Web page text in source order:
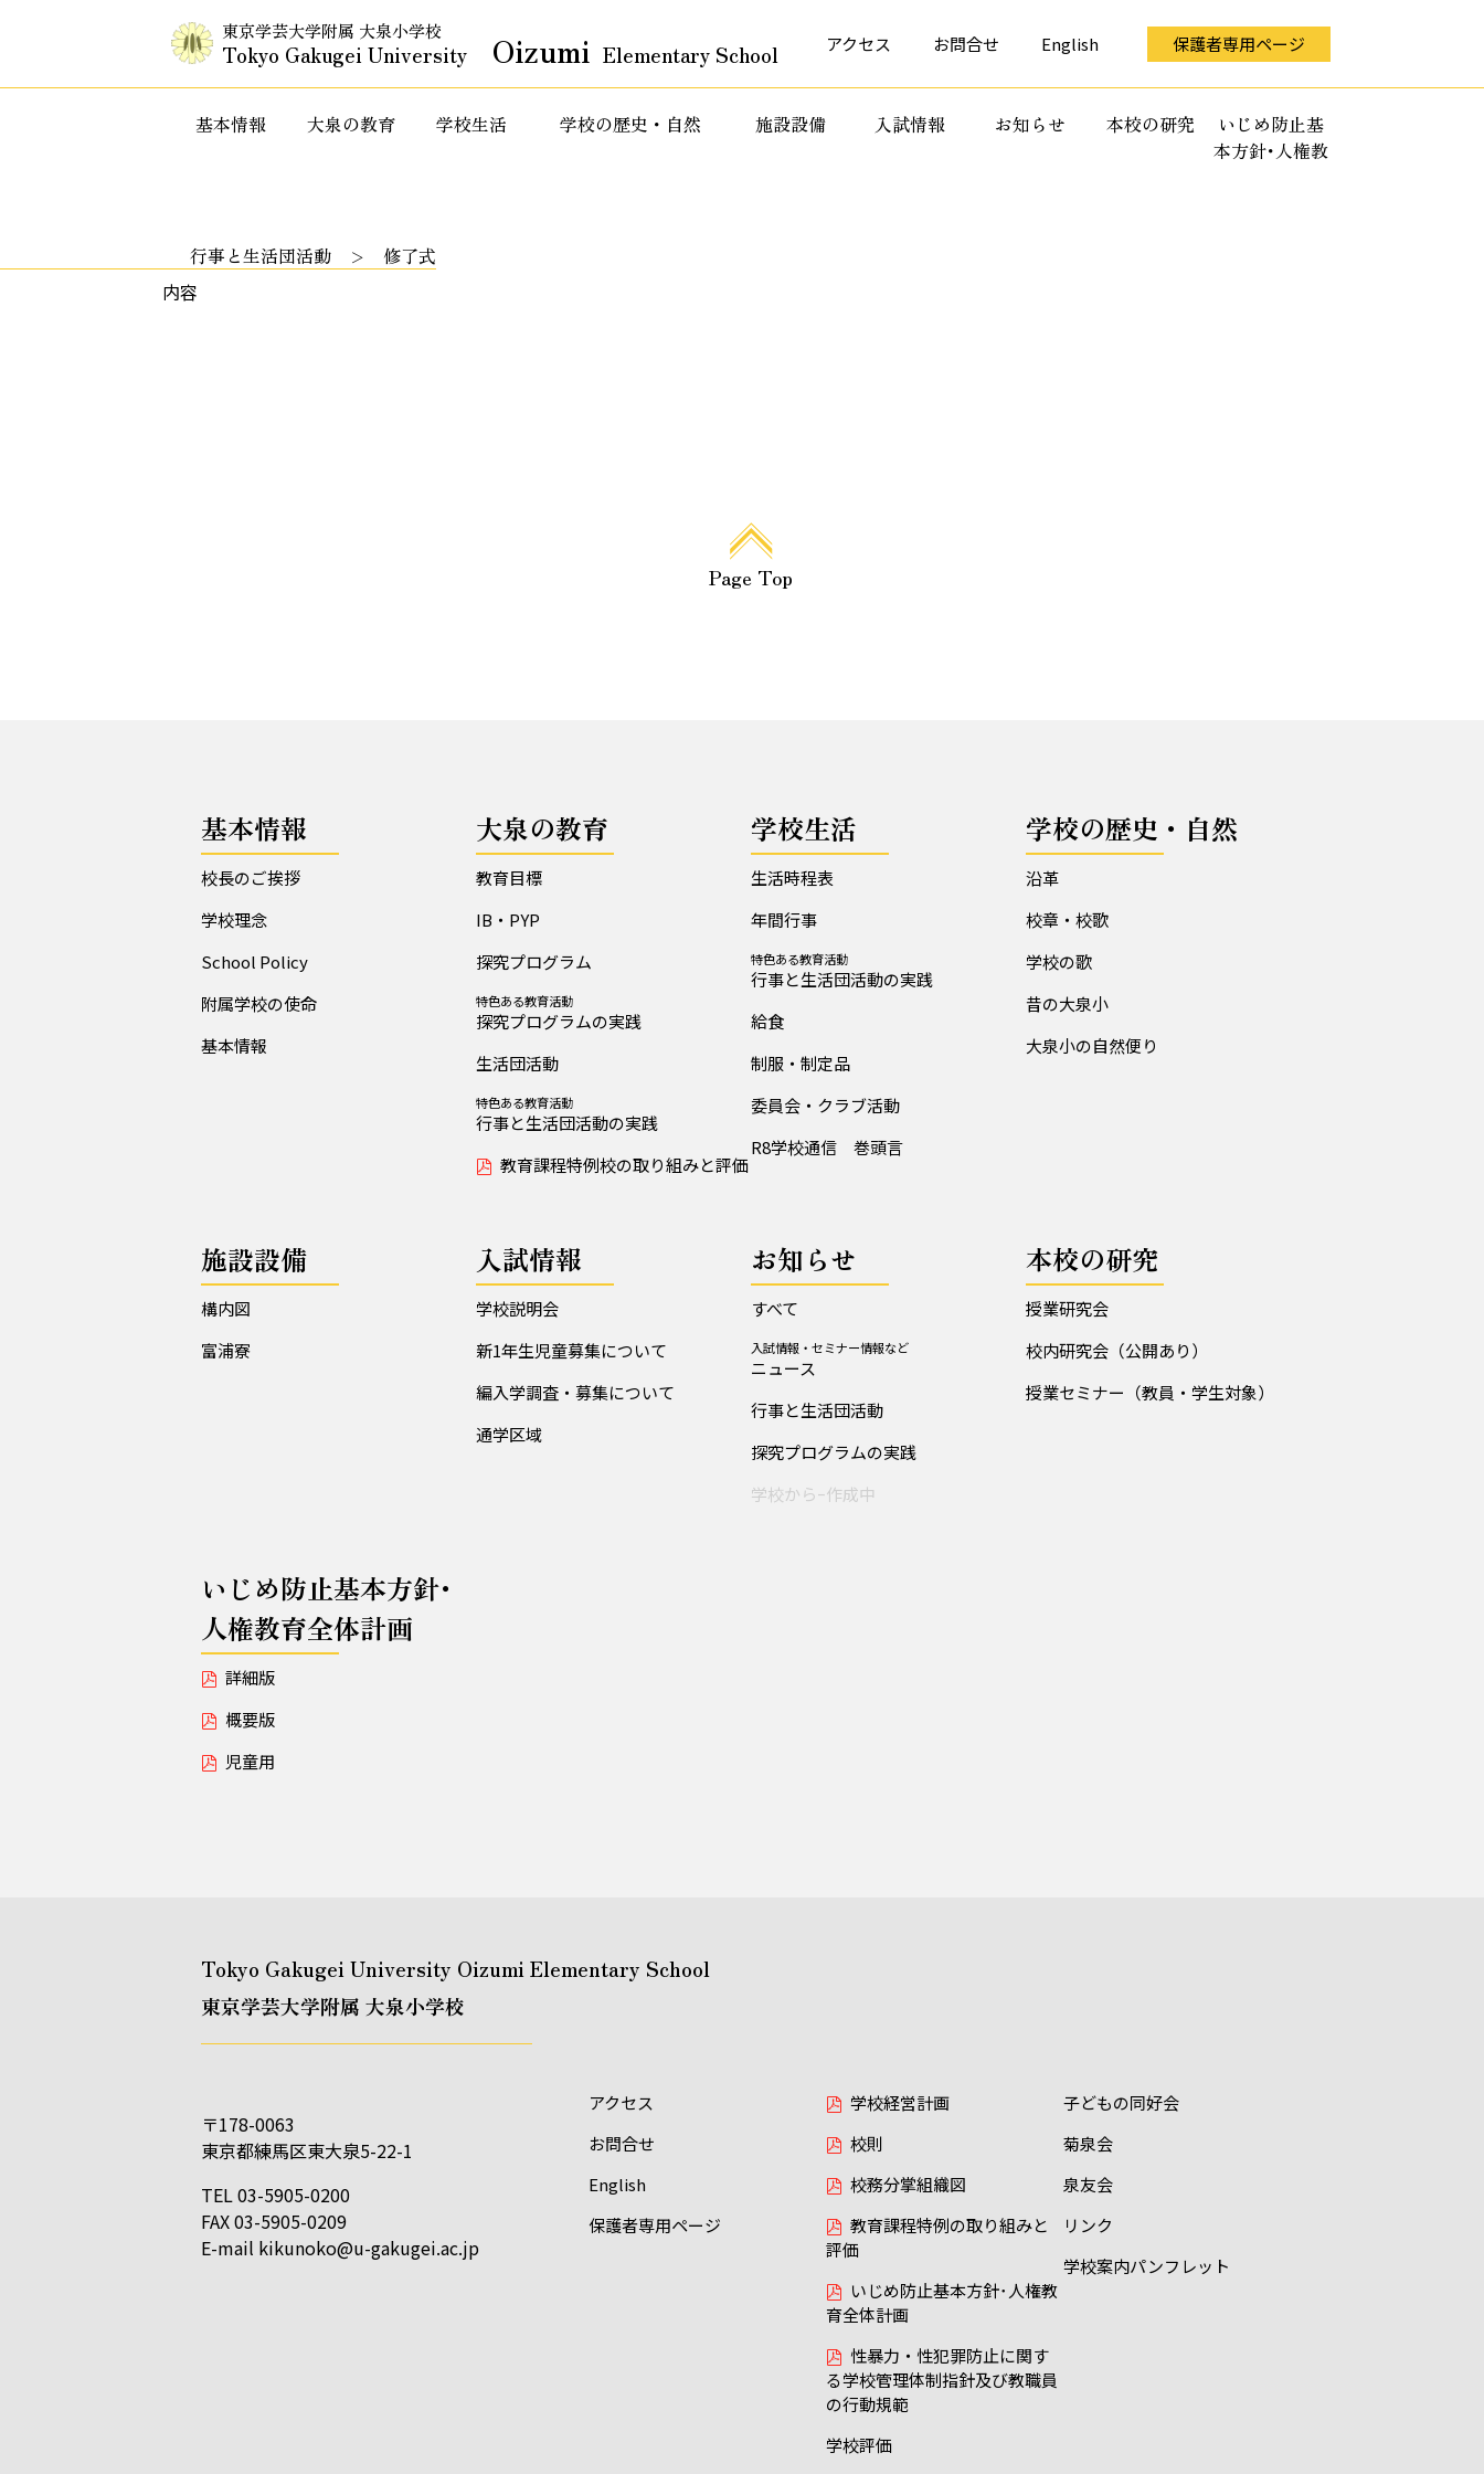
東京学芸大学附属 大泉小学校
Tokyo Gakugei University Oizumi Elementary School アクセス お問合せ English 保護者専用ページ
基本情報 大泉の教育 学校生活 学校の歴史・自然 施設設備 入試情報 お知らせ 本校の研究
いじめ防止基
本方針･人権教
行事と生活団活動
修了式
内容
Page Top
基本情報
校長のご挨拶
学校理念
School Policy
附属学校の使命
基本情報
大泉の教育
教育目標
IB・PYP
探究プログラム
特色ある教育活動
探究プログラムの実践
生活団活動
特色ある教育活動
行事と生活団活動の実践
教育課程特例校の取り組みと評価
学校生活
生活時程表
年間行事
特色ある教育活動
行事と生活団活動の実践
給食
制服・制定品
委員会・クラブ活動
R8学校通信 巻頭言
学校の歴史・自然
沿革
校章・校歌
学校の歌
昔の大泉小
大泉小の自然便り
施設設備
構内図
富浦寮
入試情報
学校説明会
新1年生児童募集について
編入学調査・募集について
通学区域
お知らせ
すべて
入試情報・セミナー情報など
ニュース
行事と生活団活動
探究プログラムの実践
学校からｰ作成中
本校の研究
授業研究会
校内研究会（公開あり）
授業セミナー（教員・学生対象）
いじめ防止基本方針･
人権教育全体計画
詳細版
概要版
児童用
Tokyo Gakugei University Oizumi Elementary School
東京学芸大学附属 大泉小学校
〒178-0063
東京都練馬区東大泉5-22-1
TEL 03-5905-0200
FAX 03-5905-0209
E-mail kikunoko@u-gakugei.ac.jp
アクセス
お問合せ
English
保護者専用ページ
学校経営計画
校則
校務分掌組織図
教育課程特例の取り組みと
評価
いじめ防止基本方針･人権教
育全体計画
性暴力・性犯罪防止に関す
る学校管理体制指針及び教職員
の行動規範
学校評価
子どもの同好会
菊泉会
泉友会
リンク
学校案内パンフレット